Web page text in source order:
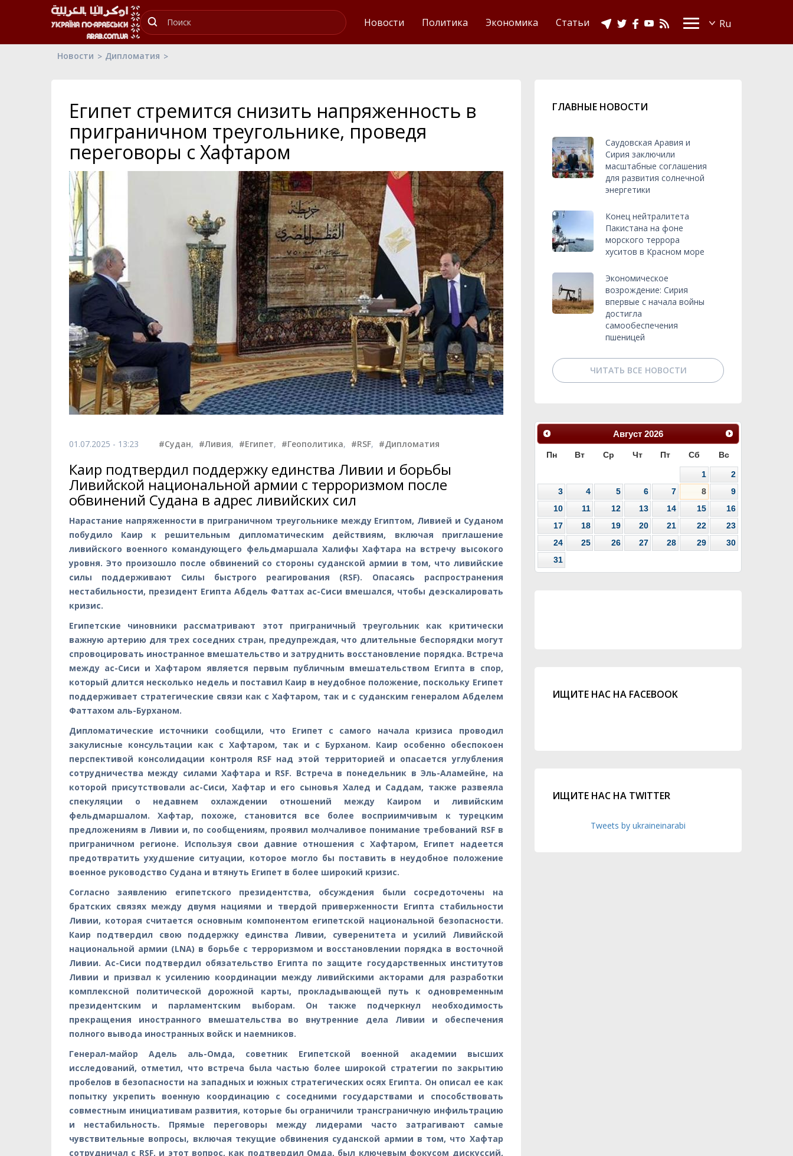
Новости Политика Экономика Статьи
Новости Дипломатия
Египет стремится снизить напряженность в
приграничном треугольнике, проведя
переговоры с Хафтаром
01.07.2025 - 13:23 #Судан, #Ливия, #Египет, #Геополитика, #RSF, #Дипломатия
Каир подтвердил поддержку единства Ливии и борьбы
Ливийской национальной армии с терроризмом после
обвинений Судана в адрес ливийских сил
Нарастание напряженности в приграничном треугольнике между Египтом, Ливией и Суданом
побудило Каир к решительным дипломатическим действиям, включая приглашение
ливийского военного командующего фельдмаршала Халифы Хафтара на встречу высокого
уровня. Это произошло после обвинений со стороны суданской армии в том, что ливийские
силы поддерживают Силы быстрого реагирования (RSF). Опасаясь распространения
нестабильности, президент Египта Абдель Фаттах ас-Сиси вмешался, чтобы деэскалировать
кризис.
Египетские чиновники рассматривают этот приграничный треугольник как критически
важную артерию для трех соседних стран, предупреждая, что длительные беспорядки могут
спровоцировать иностранное вмешательство и затруднить восстановление порядка. Встреча
между ас-Сиси и Хафтаром является первым публичным вмешательством Египта в спор,
который длится несколько недель и поставил Каир в неудобное положение, поскольку Египет
поддерживает стратегические связи как с Хафтаром, так и с суданским генералом Абделем
Фаттахом аль-Бурханом.
Дипломатические источники сообщили, что Египет с самого начала кризиса проводил
закулисные консультации как с Хафтаром, так и с Бурханом. Каир особенно обеспокоен
перспективой консолидации контроля RSF над этой территорией и опасается углубления
сотрудничества между силами Хафтара и RSF. Встреча в понедельник в Эль-Аламейне, на
которой присутствовали ас-Сиси, Хафтар и его сыновья Халед и Саддам, также развеяла
спекуляции о недавнем охлаждении отношений между Каиром и ливийским
фельдмаршалом. Хафтар, похоже, становится все более восприимчивым к турецким
предложениям в Ливии и, по сообщениям, проявил молчаливое понимание требований RSF в
приграничном регионе. Используя свои давние отношения с Хафтаром, Египет надеется
предотвратить ухудшение ситуации, которое могло бы поставить в неудобное положение
военное руководство Судана и втянуть Египет в более широкий кризис.
Согласно заявлению египетского президентства, обсуждения были сосредоточены на
братских связях между двумя нациями и твердой приверженности Египта стабильности
Ливии, которая считается основным компонентом египетской национальной безопасности.
Каир подтвердил свою поддержку единства Ливии, суверенитета и усилий Ливийской
национальной армии (LNA) в борьбе с терроризмом и восстановлении порядка в восточной
Ливии. Ас-Сиси подтвердил обязательство Египта по защите государственных институтов
Ливии и призвал к усилению координации между ливийскими акторами для разработки
комплексной политической дорожной карты, прокладывающей путь к одновременным
президентским и парламентским выборам. Он также подчеркнул необходимость
прекращения иностранного вмешательства во внутренние дела Ливии и обеспечения
полного вывода иностранных войск и наемников.
Генерал-майор Адель аль-Омда, советник Египетской военной академии высших
исследований, отметил, что встреча была частью более широкой стратегии по закрытию
пробелов в безопасности на западных и южных стратегических осях Египта. Он описал ее как
попытку укрепить военную координацию с соседними государствами и способствовать
совместным инициативам развития, которые бы ограничили трансграничную инфильтрацию
и нестабильность. Прямые переговоры между лидерами часто затрагивают самые
чувствительные вопросы, включая текущие обвинения суданской армии в том, что Хафтар
сотрудничал с RSF, и этот вопрос, как подтвердил Омда, был ключевым фокусом дискуссий,
ГЛАВНЫЕ НОВОСТИ
Саудовская Аравия и
Сирия заключили
масштабные соглашения
для развития солнечной
энергетики
Конец нейтралитета
Пакистана на фоне
морского террора
хуситов в Красном море
Экономическое
возрождение: Сирия
впервые с начала войны
достигла
самообеспечения
пшеницей
ЧИТАТЬ ВСЕ НОВОСТИ
Август 2026
Пн Вт Ср Чт Пт Сб Вс
1
2
3
4 5 6 7 8
9
10
11 12 13 14 15
16
17
18 19 20 21 22
23
24
25 26 27 28 29
30
31
ИЩИТЕ НАС НА FACEBOOK
ИЩИТЕ НАС НА TWITTER
Tweets by ukraineinarabi